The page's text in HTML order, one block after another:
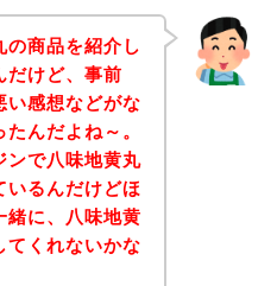
の商品を紹介し
だけど、事前
い感想などがな
んだよね～。
ンで八味地黄丸
いるんだけどほ
緒に、八味地黄
てくれないかな